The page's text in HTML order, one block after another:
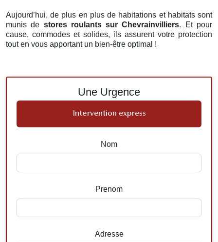
Aujourd’hui, de plus en plus de habitations et habitats sont
munis de stores roulants sur Chevrainvilliers. Et pour
cause, commodes et solides, ils assurent votre protection
tout en vous apportant un bien-être optimal !
Une Urgence
Intervention express
Nom
Prenom
Adresse